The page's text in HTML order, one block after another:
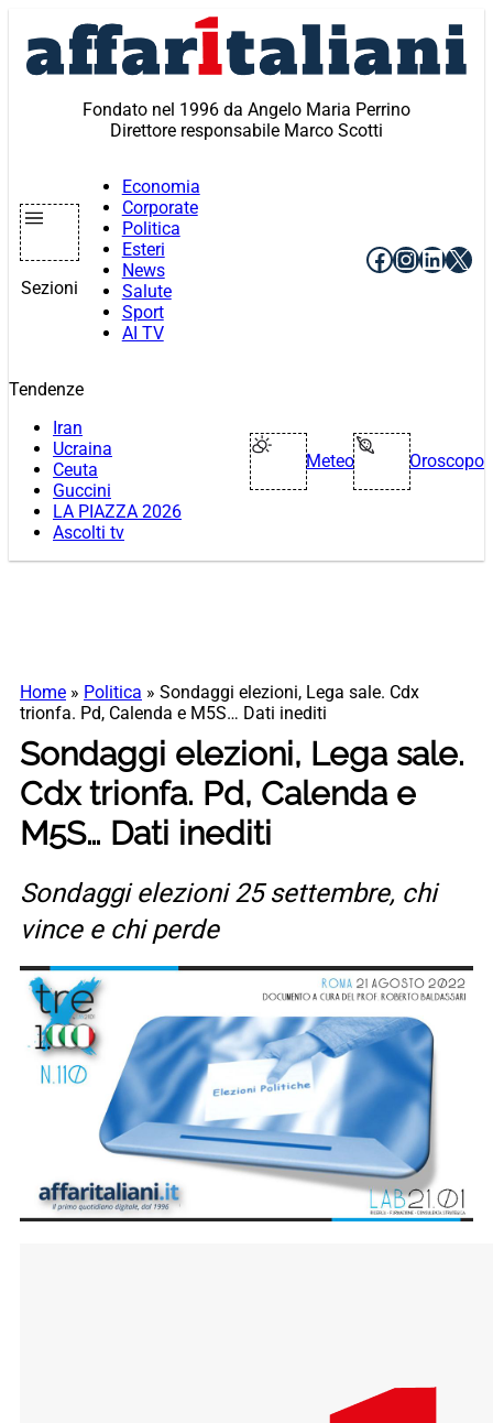
contenuto
Fondato nel 1996 da Angelo Maria Perrino
Direttore responsabile Marco Scotti
Sezioni
Economia
Corporate
Politica
Esteri
News
Salute
Sport
AI TV
Facebook
X
Tendenze
Iran
Ucraina
Ceuta
Guccini
LA PIAZZA 2026
Ascolti tv
Meteo Oroscopo
Home » Politica » Sondaggi elezioni, Lega sale. Cdx
trionfa. Pd, Calenda e M5S… Dati inediti
Sondaggi elezioni, Lega sale.
Cdx trionfa. Pd, Calenda e
M5S… Dati inediti
Sondaggi elezioni 25 settembre, chi
vince e chi perde